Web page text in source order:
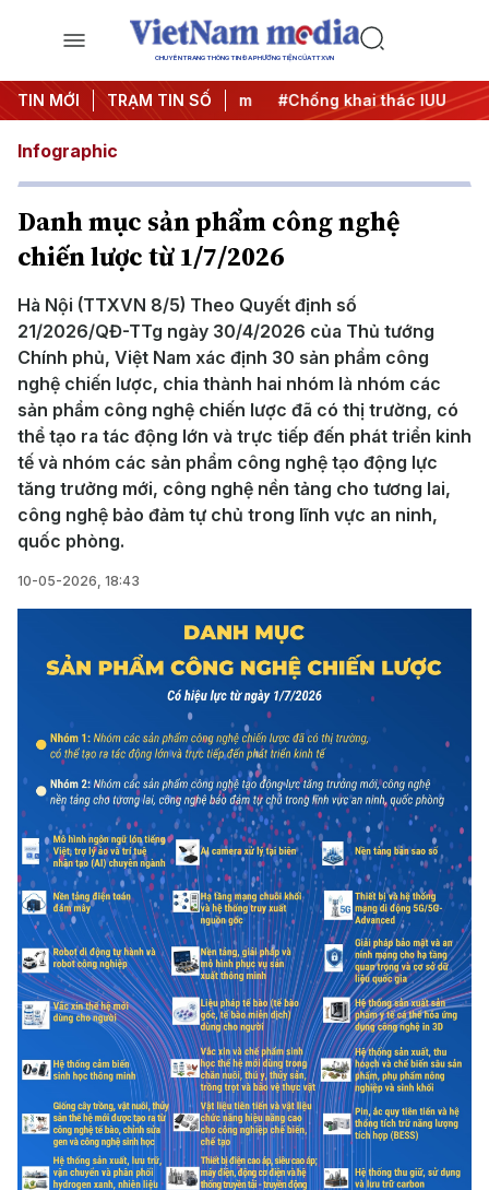
CHUYÊN TRANG THÔNG TIN ĐA PHƯƠNG TIỆN CỦA TTXVN
TIN MỚI TRẠM TIN SỐ
#Chiến dịch 500 ngày đêm #Chống khai thác IUU
Infographic
Danh mục sản phẩm công nghệ
chiến lược từ 1/7/2026
Hà Nội (TTXVN 8/5) Theo Quyết định số
21/2026/QĐ-TTg ngày 30/4/2026 của Thủ tướng
Chính phủ, Việt Nam xác định 30 sản phẩm công
nghệ chiến lược, chia thành hai nhóm là nhóm các
sản phẩm công nghệ chiến lược đã có thị trường, có
thể tạo ra tác động lớn và trực tiếp đến phát triển kinh
tế và nhóm các sản phẩm công nghệ tạo động lực
tăng trưởng mới, công nghệ nền tảng cho tương lai,
công nghệ bảo đảm tự chủ trong lĩnh vực an ninh,
quốc phòng.
10-05-2026, 18:43